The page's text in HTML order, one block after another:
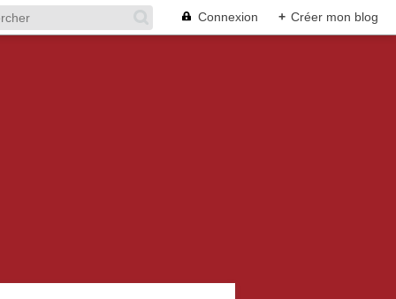
Connexion + Créer mon blog